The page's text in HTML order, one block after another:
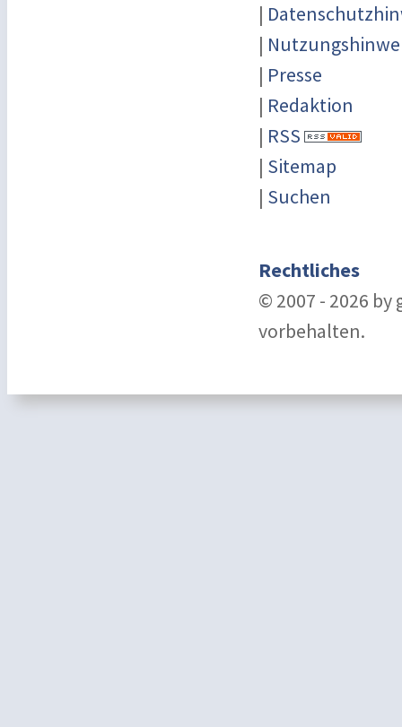
|
|
| Presse
| Redaktion
| RSS
| Sitemap
| Suchen
Rechtliches
© 2007 - 2026
vorbehalten.